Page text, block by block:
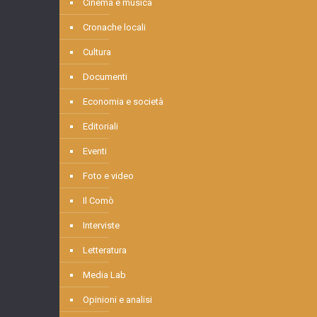
Cinema e musica
Cronache locali
Cultura
Documenti
Economia e società
Editoriali
Eventi
Foto e video
Il Comò
Interviste
Letteratura
Media Lab
Opinioni e analisi